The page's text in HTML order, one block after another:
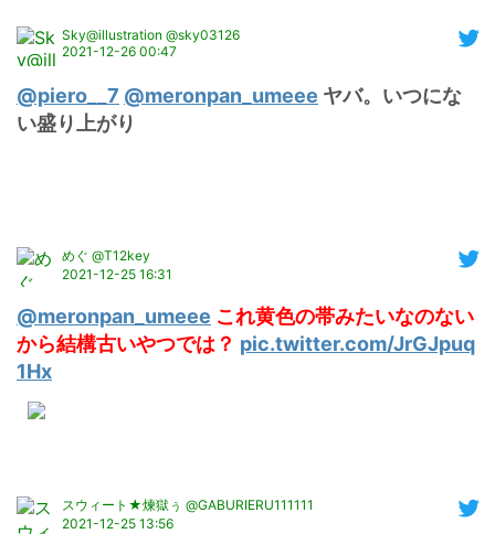
Sky@illustration @sky03126
2021-12-26 00:47
@piero__7 @meronpan_umeee ヤバ。いつにな
い盛り上がり
めぐ @T12key
2021-12-25 16:31
@meronpan_umeee これ黄色の帯みたいなのない
から結構古いやつでは？ pic.twitter.com/JrGJpuq
1Hx
スウィート★煉獄ぅ @GABURIERU111111
2021-12-25 13:56